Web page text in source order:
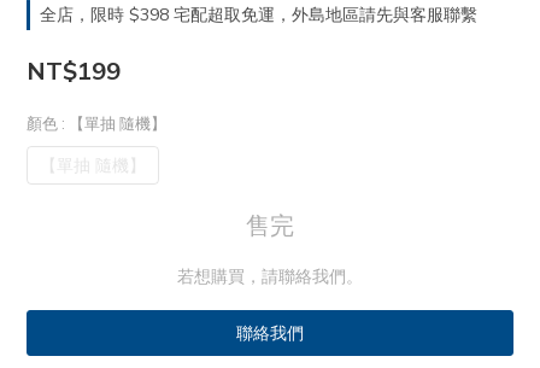
全店，限時 $398 宅配超取免運，外島地區請先與客服聯繫
NT$199
顏色 : 【單抽 隨機】
【單抽 隨機】
售完
若想購買，請聯絡我們。
聯絡我們